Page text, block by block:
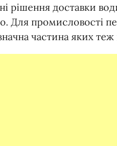
рішення доставки
Для промисловості
частина яких